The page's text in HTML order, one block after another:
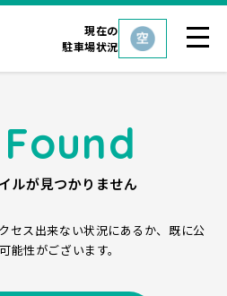
現在の
駐車場状況
ルが見つかりません
セス出来ない状況にあるか、既に公
能性がございます。